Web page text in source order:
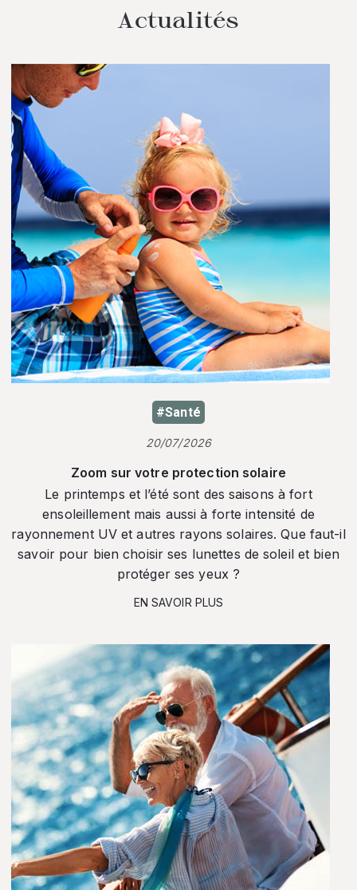
Actualités
#Santé
20/07/2026
Zoom sur votre protection solaire
Le printemps et l’été sont des saisons à fort
ensoleillement mais aussi à forte intensité de
rayonnement UV et autres rayons solaires. Que faut-il
savoir pour bien choisir ses lunettes de soleil et bien
protéger ses yeux ?
EN SAVOIR PLUS